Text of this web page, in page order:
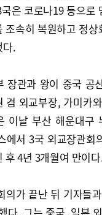
은 코로나19 등으로
조속히 복원하고 정상
다.
장관과 왕이 중국 공
겸 외교부장, 가미카
이날 부산 해운대구
에서 3국 외교장관
후 4년 3개월여 만이
의가 끝난 뒤 기자들